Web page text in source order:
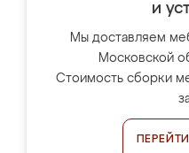
и
Мы доставляем
Московской
Стоимость сборки